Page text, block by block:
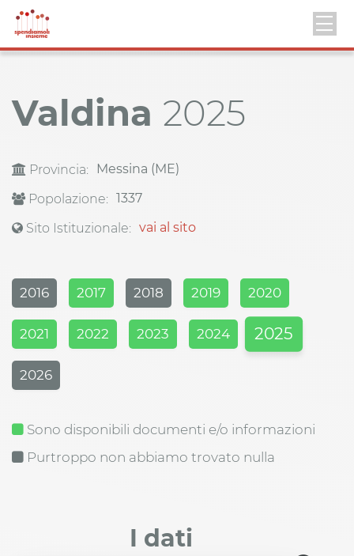
Valdina 2025
Provincia:
Messina (ME)
Popolazione: 1337
Sito Istituzionale: vai al sito
2016 2017 2018 2019 2020
2021 2022 2023 2024 2025
2026
Sono disponibili documenti e/o informazioni
Purtroppo non abbiamo trovato nulla
I dati